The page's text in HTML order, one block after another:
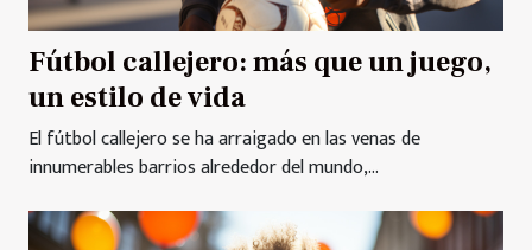
Fútbol callejero: más que un juego,
un estilo de vida
El fútbol callejero se ha arraigado en las venas de
innumerables barrios alrededor del mundo,...